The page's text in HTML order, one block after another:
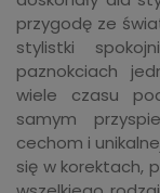
przygodę ze
stylistki
paznokciach
wiele czasu
samym
cechom i
się w korektach,